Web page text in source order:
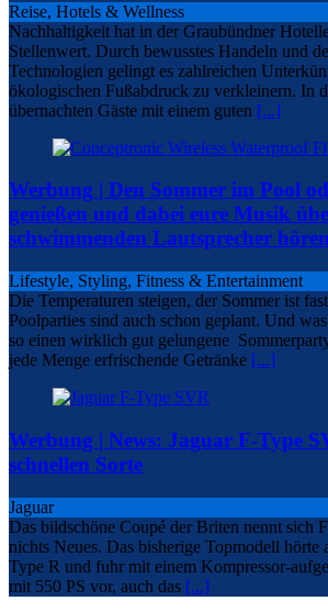
Reise, Hotels & Wellness
Nachhaltigkeit hat in der Graubündner
Stellenwert. Durch bewusstes Handeln und
Technologien gelingt es zahlreichen
ökologischen Fußabdruck zu verkleinern. In
übernachten Gäste mit einem guten [...]
Werbung | Den Sommer im Pool
genießen und dabei eure Musik
schwimmenden Lautsprecher hören
Lifestyle, Styling, Fitness & Entertainment
Die Temperaturen steigen, der Sommer ist
Poolparties sind auch schon geplant. Und
so einen wirklich gut gelungene
jede Menge erfrischende Getränke [...]
Werbung | News: Jaguar F-Type
schnellen Sorte
Jaguar
Das bildschöne Coupé der Briten nennt sich
nichts Neues. Das bisherige Topmodell hörte
Type R und fuhr mit einem Kompressor-
mit 550 PS vor, auch das [...]